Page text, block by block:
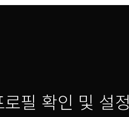
필 확인 및 설정